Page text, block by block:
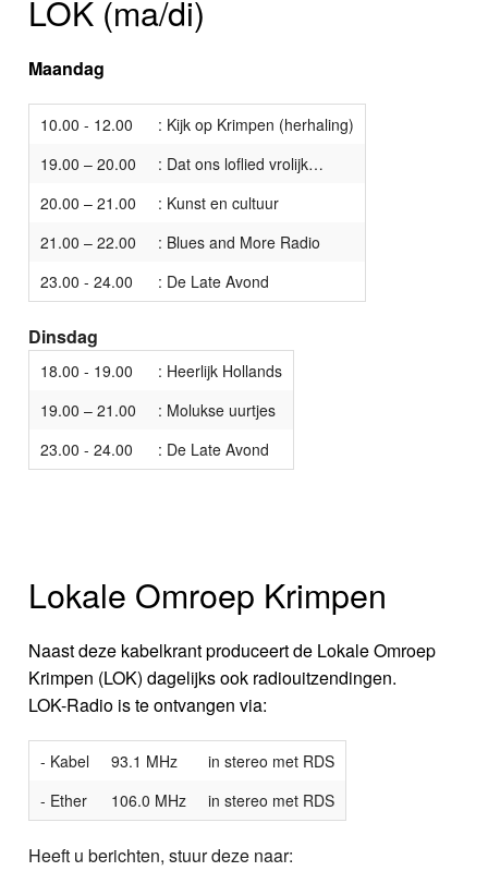
LOK (ma/di)
Maandag
10.00 - 12.00
: Kijk op Krimpen (herhaling)
19.00 – 20.00
: Dat ons loflied vrolijk…
20.00 – 21.00
: Kunst en cultuur
21.00 – 22.00
: Blues and More Radio
23.00 - 24.00
: De Late Avond
Dinsdag
18.00 - 19.00
: Heerlijk Hollands
19.00 – 21.00
: Molukse uurtjes
23.00 - 24.00
: De Late Avond
Lokale Omroep Krimpen
Naast deze kabelkrant produceert de Lokale Omroep
Krimpen (LOK) dagelijks ook radiouitzendingen.
LOK-Radio is te ontvangen via:
- Kabel 93.1 MHz
in stereo met RDS
- Ether
106.0 MHz in stereo met RDS
Heeft u berichten, stuur deze naar: